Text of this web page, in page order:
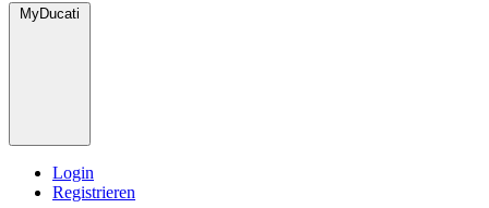
MyDucati
Login
Registrieren